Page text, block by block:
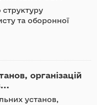
структуру
та оборонної
організацій
установ,